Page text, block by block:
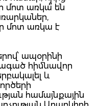
մոտ առկա՞ են
մոտ առկա է
ապօրինի
հիմնավոր
և
համայնքային